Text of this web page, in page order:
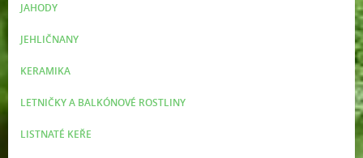
JAHODY
JEHLIČNANY
KERAMIKA
LETNIČKY A BALKÓNOVÉ ROSTLINY
LISTNATÉ KEŘE